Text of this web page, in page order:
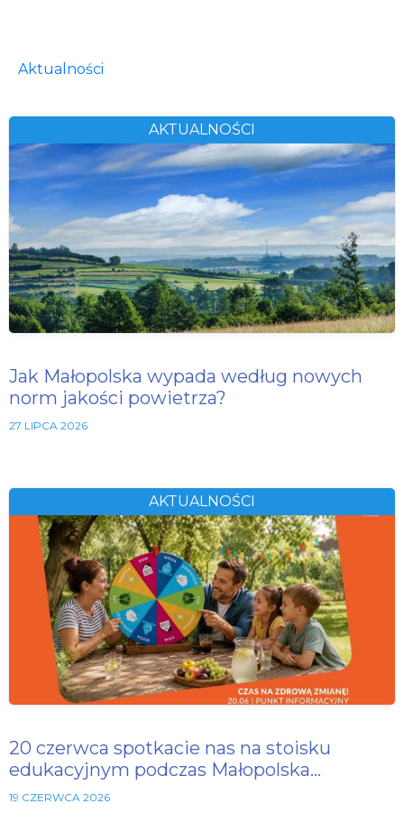
Aktualności
AKTUALNOŚCI
Jak Małopolska wypada według nowych
norm jakości powietrza?
27 LIPCA 2026
AKTUALNOŚCI
20 czerwca spotkacie nas na stoisku
edukacyjnym podczas Małopolska…
19 CZERWCA 2026